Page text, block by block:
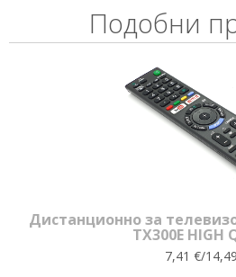
Подобни
Дистанционно за
TX300E HIGH
7,41 €/